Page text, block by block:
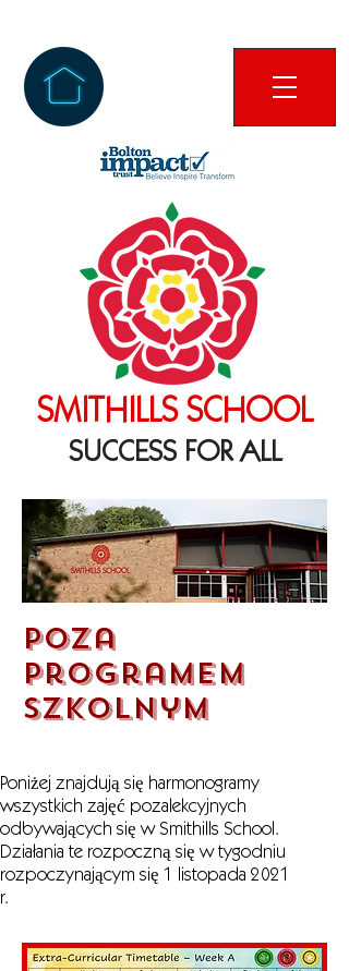
SMITHILLS SCHOOL
SUCCESS FOR ALL
Poza
programem
szkolnym
Poniżej znajdują się harmonogramy
wszystkich zajęć pozalekcyjnych
odbywających się w Smithills School.
Działania te rozpoczną się w tygodniu
rozpoczynającym się 1 listopada 2021
r.